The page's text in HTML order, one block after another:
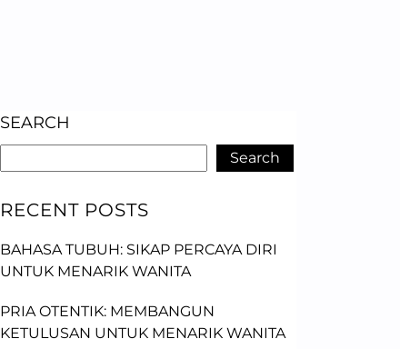
SEARCH
Search
RECENT POSTS
BAHASA TUBUH: SIKAP PERCAYA DIRI
UNTUK MENARIK WANITA
PRIA OTENTIK: MEMBANGUN
KETULUSAN UNTUK MENARIK WANITA